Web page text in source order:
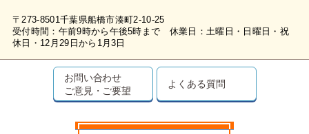
〒273-8501千葉県船橋市湊町2-10-25
受付時間：午前9時から午後5時まで 休業日：土曜日・日曜日・祝
休日・12月29日から1月3日
お問い合わせ
ご意見・ご要望
よくある質問